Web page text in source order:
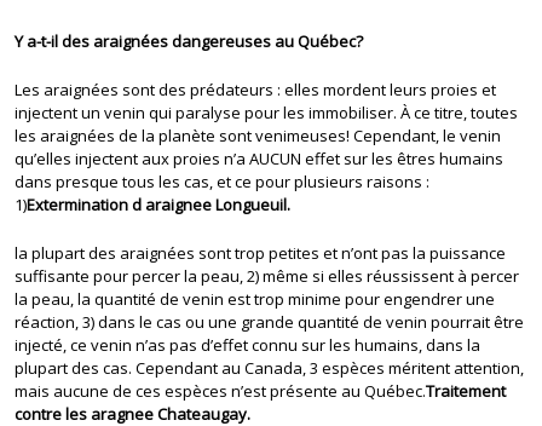
Y a-t-il des araignées dangereuses au Québec?
Les araignées sont des prédateurs : elles mordent leurs proies et
injectent un venin qui paralyse pour les immobiliser. À ce titre, toutes
les araignées de la planète sont venimeuses! Cependant, le venin
qu’elles injectent aux proies n’a AUCUN effet sur les êtres humains
dans presque tous les cas, et ce pour plusieurs raisons :
1)Extermination d araignee Longueuil.
la plupart des araignées sont trop petites et n’ont pas la puissance
suffisante pour percer la peau, 2) même si elles réussissent à percer
la peau, la quantité de venin est trop minime pour engendrer une
réaction, 3) dans le cas ou une grande quantité de venin pourrait être
injecté, ce venin n’as pas d’effet connu sur les humains, dans la
plupart des cas. Cependant au Canada, 3 espèces méritent attention,
mais aucune de ces espèces n’est présente au Québec.Traitement
contre les aragnee Chateaugay.